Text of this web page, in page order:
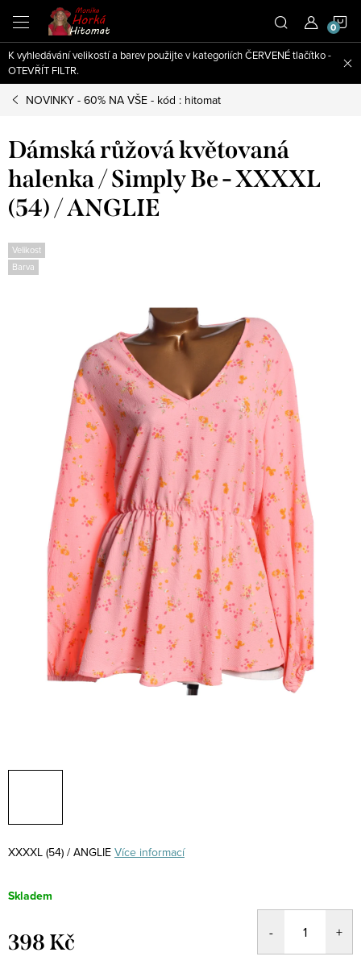
obsah
K vyhledávání velikostí a barev použijte v kategoriích ČERVENÉ tlačítko -
OTEVŘÍT FILTR.
NOVINKY - 60% NA VŠE - kód : hitomat
Dámská růžová květovaná
halenka / Simply Be - XXXXL
(54) / ANGLIE
Velikost
Barva
XXXXL (54) / ANGLIE Více informací
Skladem
398 Kč